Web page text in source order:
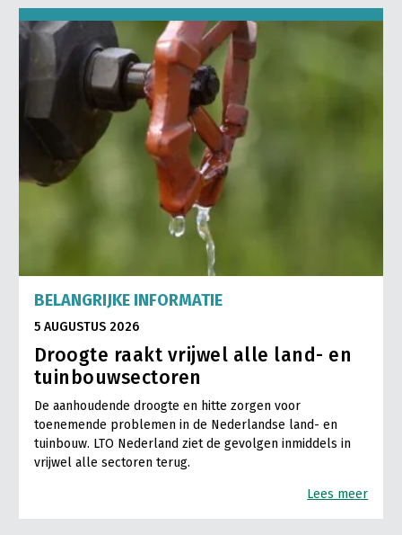
BELANGRIJKE INFORMATIE
5 AUGUSTUS 2026
Droogte raakt vrijwel alle land- en
tuinbouwsectoren
De aanhoudende droogte en hitte zorgen voor
toenemende problemen in de Nederlandse land- en
tuinbouw. LTO Nederland ziet de gevolgen inmiddels in
vrijwel alle sectoren terug.
Lees meer